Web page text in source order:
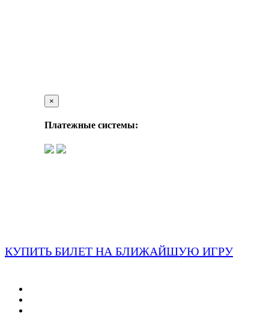
×
Платежные системы:
КУПИТЬ БИЛЕТ НА БЛИЖАЙШУЮ ИГРУ